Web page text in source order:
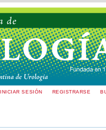
INICIAR SESIÓN REGISTRARSE